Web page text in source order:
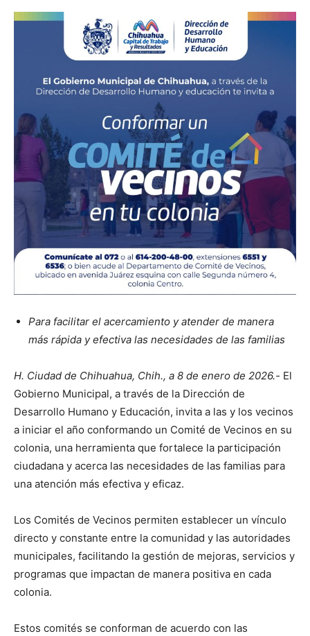
Para facilitar el acercamiento y atender de manera
más rápida y efectiva las necesidades de las familias
H. Ciudad de Chihuahua, Chih., a 8 de enero de 2026.- El
Gobierno Municipal, a través de la Dirección de
Desarrollo Humano y Educación, invita a las y los vecinos
a iniciar el año conformando un Comité de Vecinos en su
colonia, una herramienta que fortalece la participación
ciudadana y acerca las necesidades de las familias para
una atención más efectiva y eficaz.
Los Comités de Vecinos permiten establecer un vínculo
directo y constante entre la comunidad y las autoridades
municipales, facilitando la gestión de mejoras, servicios y
programas que impactan de manera positiva en cada
colonia.
Estos comités se conforman de acuerdo con las